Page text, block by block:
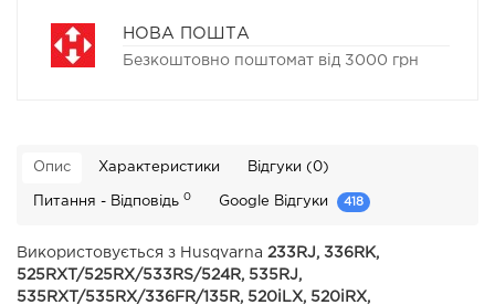
НОВА ПОШТА
Безкоштовно поштомат від 3000 грн
Опис Характеристики Відгуки (0)
Питання - Відповідь 0 Google Відгуки 418
Використовується з Husqvarna 233RJ, 336RK,
525RXT/525RX/533RS/524R, 535RJ,
535RXT/535RX/336FR/135R, 520iLX, 520iRX,